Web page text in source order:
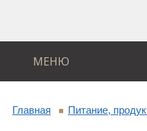
МЕНЮ
Главная Питание,